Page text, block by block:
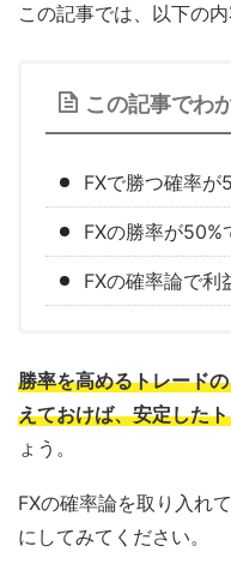
この記事では、以下の
この記事でわ
FXで勝つ確率が
FXの勝率が50%
FXの確率論で利
勝率を高めるトレード
えておけば、安定した
ょう。
FXの確率論を取り入れ
にしてみてください。